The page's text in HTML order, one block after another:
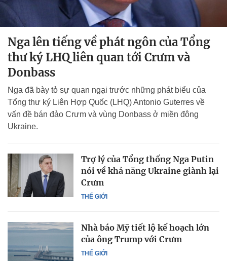
Nga lên tiếng về phát ngôn của Tổng
thư ký LHQ liên quan tới Crưm và
Donbass
Nga đã bày tỏ sự quan ngại trước những phát biểu của
Tổng thư ký Liên Hợp Quốc (LHQ) Antonio Guterres về
vấn đề bán đảo Crưm và vùng Donbass ở miền đông
Ukraine.
THẾ GIỚI
Trợ lý của Tổng thống Nga Putin
nói về khả năng Ukraine giành lại
Crưm
THẾ GIỚI
Nhà báo Mỹ tiết lộ kế hoạch lớn
của ông Trump với Crưm